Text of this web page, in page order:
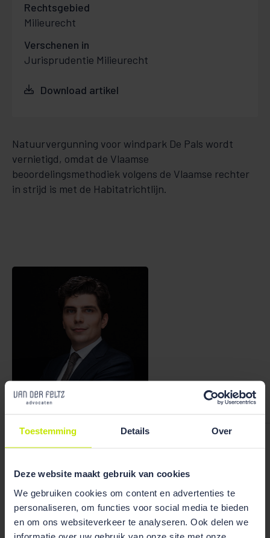
Toestemming Details Over
Deze website maakt gebruik van cookies
We gebruiken cookies om content en advertenties te
personaliseren, om functies voor social media te bieden
en om ons websiteverkeer te analyseren. Ook delen we
informatie over uw gebruik van onze site met onze
Rechtsgebied
Milieurecht
Verschenen in
Jurisprudentie Milieurecht
Download artikel
Natuurvergunning voor windpark De Pals wordt
vernietigd, omdat de Vlaamse
beoordelingsmethodiek volgens de Vlaamse rechter
in strijd is met de Habitatrichtlijn.
Ronald Olivier
Bekijk team
overzicht
Publicaties